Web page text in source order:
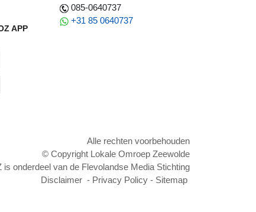
APP
085-0640737
+31 85 0640737
Alle rechten voorbehouden
© Copyright Lokale Omroep Zeewolde
is onderdeel van de Flevolandse Media Stichting
Disclaimer - Privacy Policy - Sitemap